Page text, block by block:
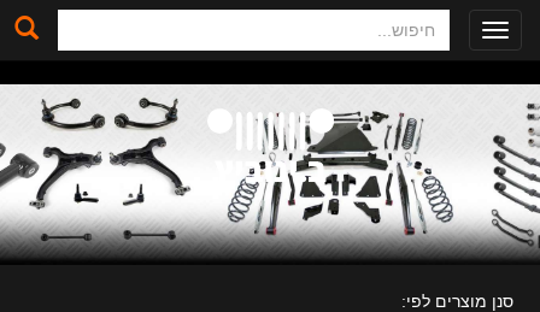
Toggle
navigation
סנן מוצרים לפי: